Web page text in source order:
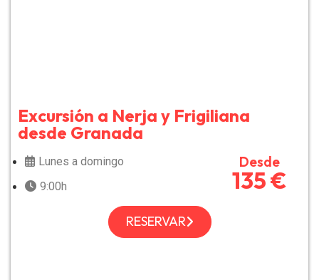
Excursión a Nerja y Frigiliana
desde Granada
Lunes a domingo
9:00h
Desde
135 €
RESERVAR